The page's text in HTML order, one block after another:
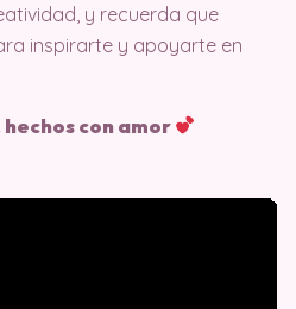
y recuerda que
inspirarte y apoyarte en
con amor